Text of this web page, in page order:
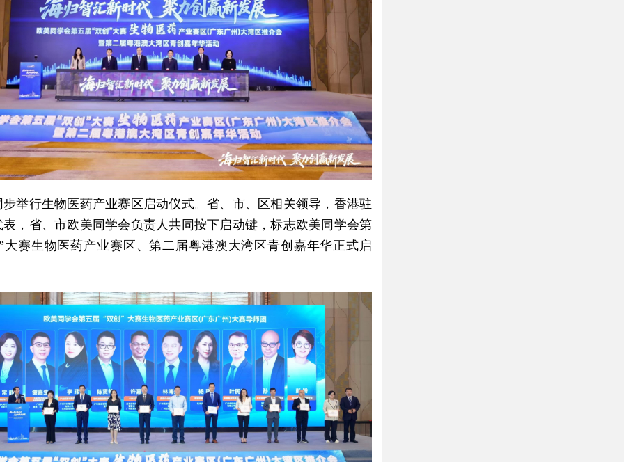
举行生物医药产业赛区启动仪式。省、市、区相关领导，香港驻
，省、市欧美同学会负责人共同按下启动键，标志欧美同学会第
大赛生物医药产业赛区、第二届粤港澳大湾区青创嘉年华正式启